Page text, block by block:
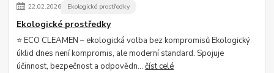
22.02.2026 Ekologické prostředky
Ekologické prostředky
⭐ ECO CLEAMEN – ekologická volba bez kompromisů Ekologický
úklid dnes není kompromis, ale moderní standard. Spojuje
účinnost, bezpečnost a odpovědn...číst celé